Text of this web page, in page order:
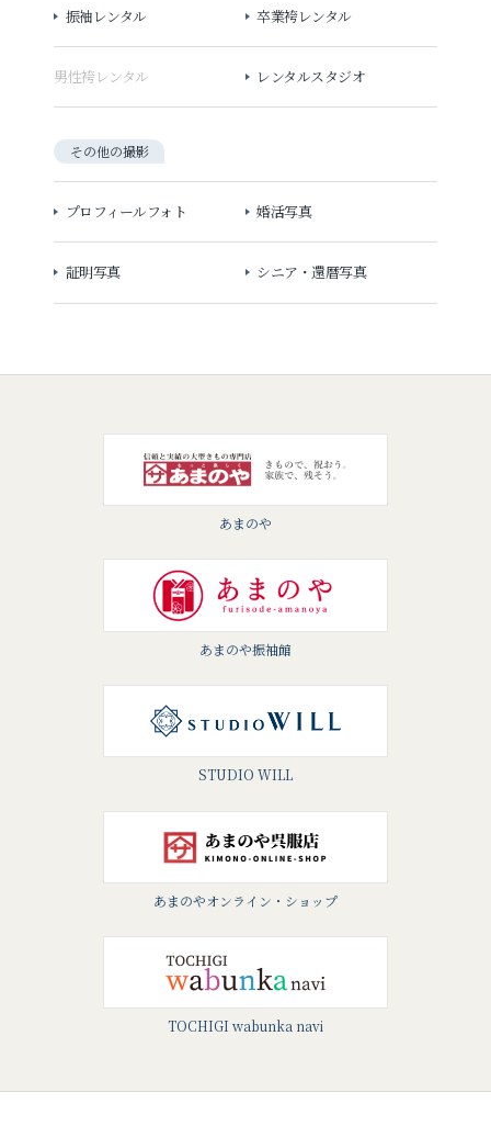
振袖レンタル 卒業袴レンタル
男性袴レンタル レンタルスタジオ
その他の撮影
プロフィールフォト 婚活写真
証明写真 シニア・還暦写真
あまのや
あまのや振袖館
STUDIO WILL
あまのやオンライン・ショップ
TOCHIGI wabunka navi